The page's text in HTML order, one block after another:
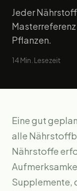
Jeder
Pflanzen.
14 Min. Lesezeit
Eine gut
alle
Nährstoffe
Supplemente,